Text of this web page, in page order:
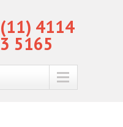
4114
5165